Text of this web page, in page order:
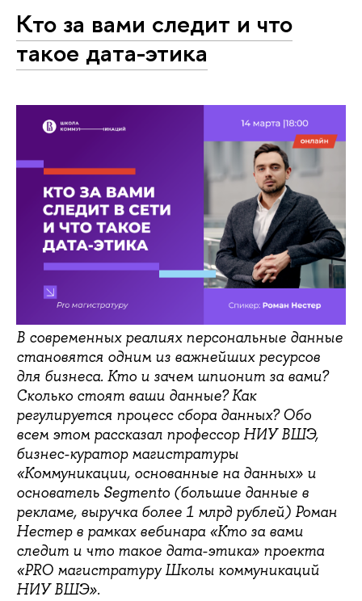
Кто за вами следит и что
такое дата-этика
В современных реалиях персональные данные
становятся одним из важнейших ресурсов
для бизнеса. Кто и зачем шпионит за вами?
Сколько стоят ваши данные? Как
регулируется процесс сбора данных? Обо
всем этом рассказал профессор НИУ ВШЭ,
бизнес-куратор магистратуры
«Коммуникации, основанные на данных» и
основатель Segmento (большие данные в
рекламе, выручка более 1 млрд рублей) Роман
Нестер в рамках вебинара «Кто за вами
следит и что такое дата-этика» проекта
«PRO магистратуру Школы коммуникаций
НИУ ВШЭ».